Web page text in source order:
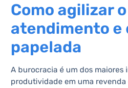
Como agilizar o
atendimento e
papelada
A burocracia é um dos maiores
produtividade em uma revenda